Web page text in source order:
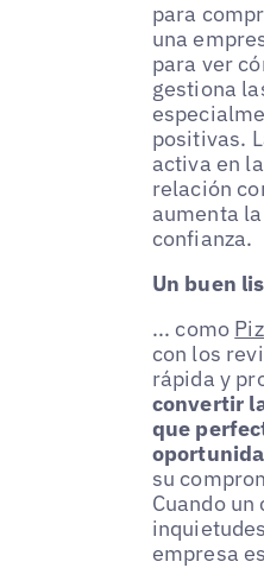
para
una
para ver
gestiona
positivas.
activa en
relación
aumenta
confianza.
Un buen
... como
con los
rápida y
convertir
que
su
Cuando
empresa